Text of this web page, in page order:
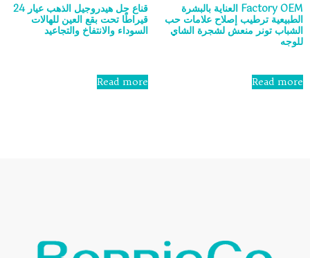
Factory OEM العناية بالبشرة
الطبيعية ترطيب إصلاح علامات حب
الشباب تونر منعش لشجرة الشاي
للوجه
0
out
Read more
قناع جل هيدروجيل الذهب عيار 24
قيراطًا تحت بقع العين للهالات
السوداء والانتفاخ والتجاعيد
out
of
5
Read more